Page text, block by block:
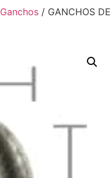
Ganchos / GANCHOS DE